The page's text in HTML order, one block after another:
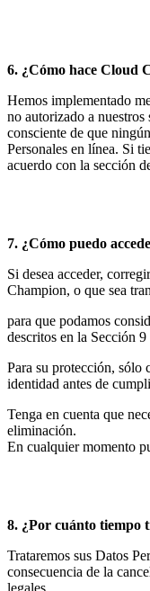
6. ¿Cómo hace Cloud
Hemos implementado
no autorizado a
consciente de que
Personales en línea. Si
acuerdo con la sección
7. ¿Cómo puedo
Si desea acceder,
Champion, o que sea
para que podamos
descritos en la Sección
Para su protección, sólo
identidad antes de
Tenga en cuenta que
eliminación.
En cualquier momento
8. ¿Por cuánto tiempo
Trataremos sus Datos
consecuencia de la